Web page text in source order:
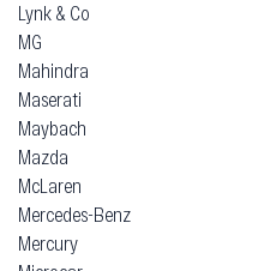
Lynk & Co
MG
Mahindra
Maserati
Maybach
Mazda
McLaren
Mercedes-Benz
Mercury